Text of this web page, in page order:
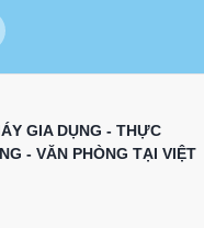
GIA DỤNG - THỰC
- VĂN PHÒNG TẠI VIỆT